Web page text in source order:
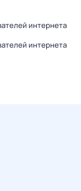
интернета
интернета